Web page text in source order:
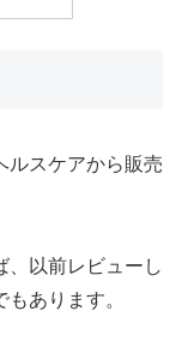
ルスケアから販売
、以前レビューし
あります。